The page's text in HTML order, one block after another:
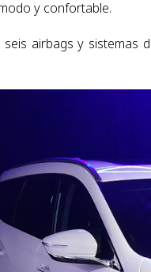
y confortable.
airbags y sistemas